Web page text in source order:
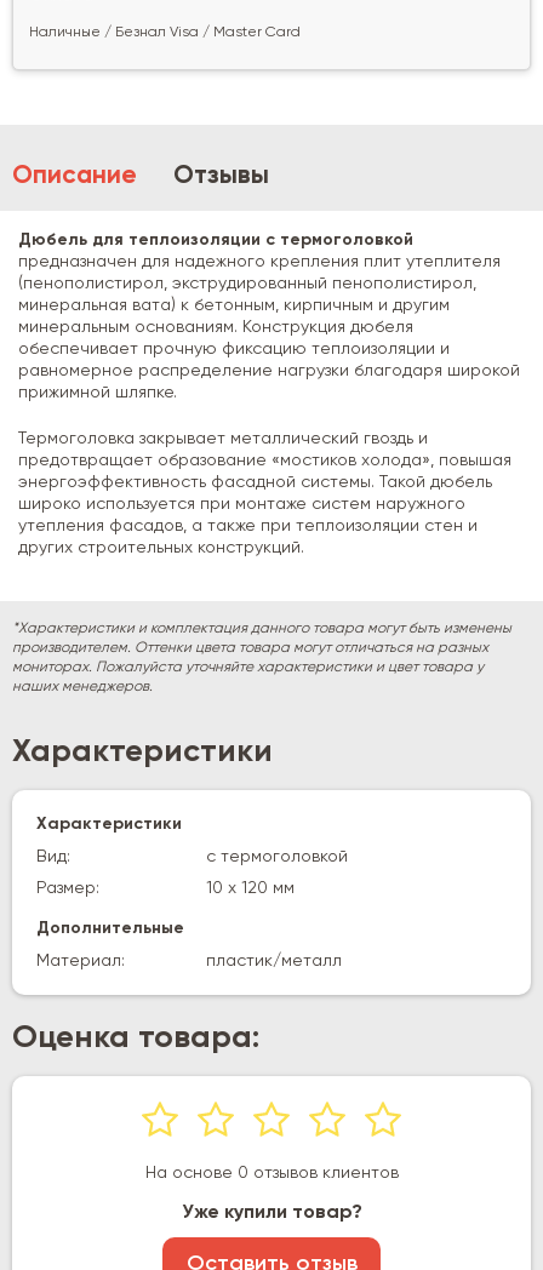
Наличные / Безнал Visa / Master Card
Описание Отзывы
Дюбель для теплоизоляции с термоголовкой
предназначен для надежного крепления плит утеплителя
(пенополистирол, экструдированный пенополистирол,
минеральная вата) к бетонным, кирпичным и другим
минеральным основаниям. Конструкция дюбеля
обеспечивает прочную фиксацию теплоизоляции и
равномерное распределение нагрузки благодаря широкой
прижимной шляпке.
Термоголовка закрывает металлический гвоздь и
предотвращает образование «мостиков холода», повышая
энергоэффективность фасадной системы. Такой дюбель
широко используется при монтаже систем наружного
утепления фасадов, а также при теплоизоляции стен и
других строительных конструкций.
*Характеристики и комплектация данного товара могут быть изменены
производителем. Оттенки цвета товара могут отличаться на разных
мониторах. Пожалуйста уточняйте характеристики и цвет товара у
наших менеджеров.
Характеристики
Характеристики
Вид:
с термоголовкой
Размер:
10 х 120 мм
Дополнительные
Материал:
пластик/металл
Оценка товара:
На основе 0 отзывов клиентов
Уже купили товар?
Оставить отзыв